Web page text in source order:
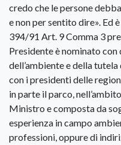
credo che le persone
e non per sentito dire». Ed
394/91 Art. 9 Comma 3
Presidente è nominato
dell’ambiente e della
con i presidenti delle
in parte il parco,
Ministro e composta da
esperienza in campo
professioni, oppure di